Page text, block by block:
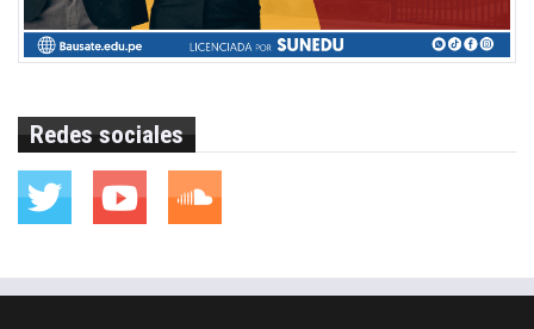
Redes sociales